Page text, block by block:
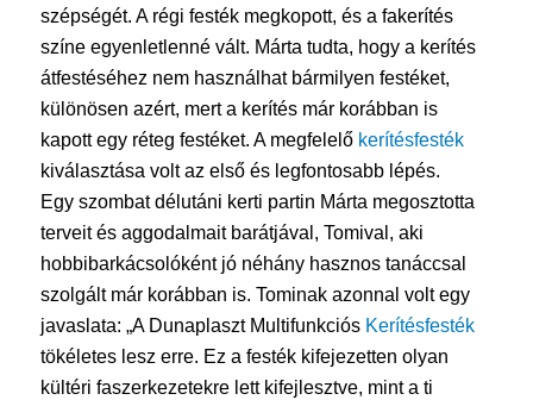
szépségét. A régi festék megkopott, és a fakerítés
színe egyenletlenné vált. Márta tudta, hogy a kerítés
átfestéséhez nem használhat bármilyen festéket,
különösen azért, mert a kerítés már korábban is
kapott egy réteg festéket. A megfelelő kerítésfesték
kiválasztása volt az első és legfontosabb lépés.
Egy szombat délutáni kerti partin Márta megosztotta
terveit és aggodalmait barátjával, Tomival, aki
hobbibarkácsolóként jó néhány hasznos tanáccsal
szolgált már korábban is. Tominak azonnal volt egy
javaslata: „A Dunaplaszt Multifunkciós Kerítésfesték
tökéletes lesz erre. Ez a festék kifejezetten olyan
kültéri faszerkezetekre lett kifejlesztve, mint a ti